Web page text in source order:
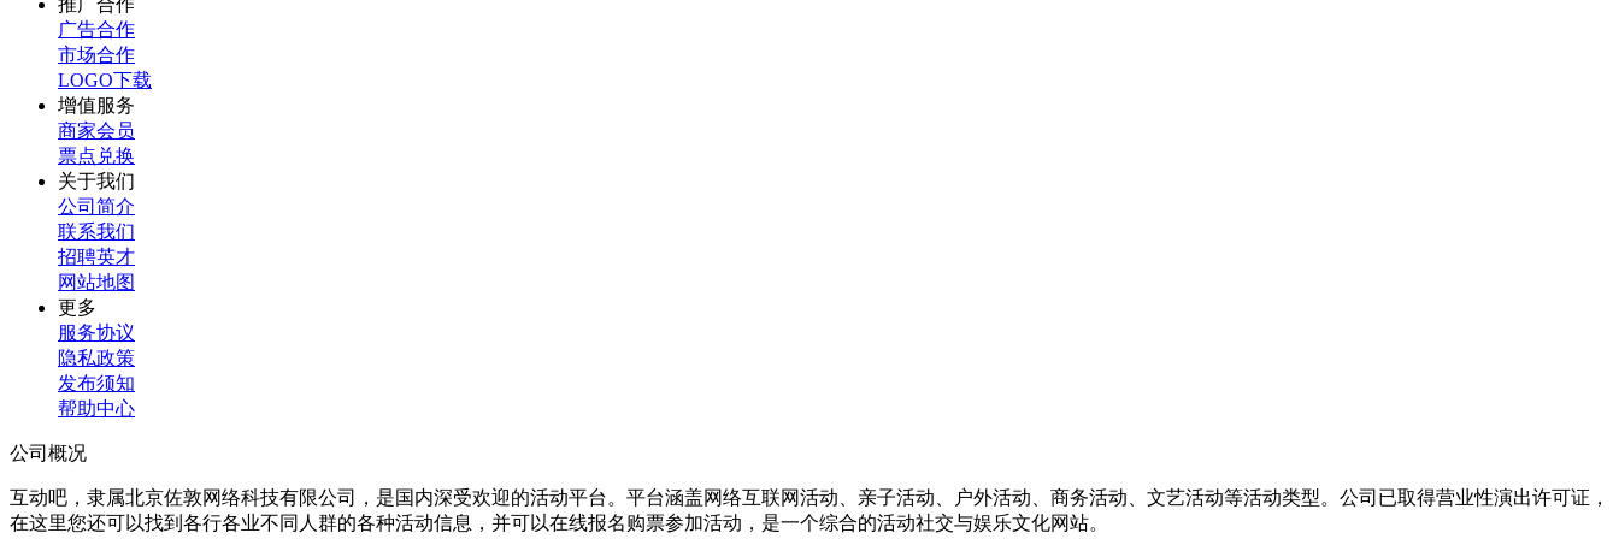
推广合作
广告合作
市场合作
LOGO下载
增值服务
商家会员
票点兑换
关于我们
公司简介
联系我们
招聘英才
网站地图
更多
服务协议
隐私政策
发布须知
帮助中心
公司概况
互动吧，隶属北京佐敦网络科技有限公司，是国内深受欢迎的活动平台。平台涵盖网络互联网活动、亲子活动、户外活动、商务活动、文艺活动等活动类型。公司已取得营业性演出许可证，
在这里您还可以找到各行各业不同人群的各种活动信息，并可以在线报名购票参加活动，是一个综合的活动社交与娱乐文化网站。